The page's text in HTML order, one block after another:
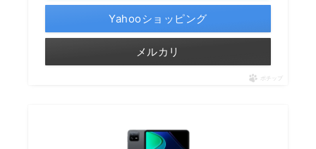
Yahooショッピング
メルカリ
ポチップ